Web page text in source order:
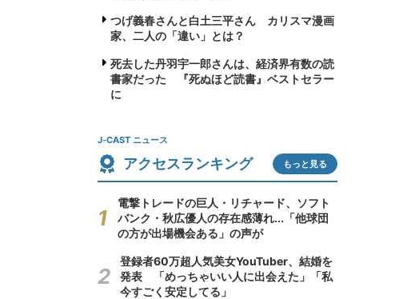
つげ義春さんと白土三平さん カリスマ漫画
家、二人の「違い」とは？
死去した丹羽宇一郎さんは、経済界有数の読
書家だった 『死ぬほど読書』ベストセラー
に
J-CAST ニュース
アクセスランキング もっと見る
電撃トレードの巨人・リチャード、ソフト
バンク・秋広優人の存在感薄れ...「他球団
の方が出場機会ある」の声が
登録者60万超人気美女YouTuber、結婚を
発表 「めっちゃいい人に出会えた」「私
今すごく安定してる」